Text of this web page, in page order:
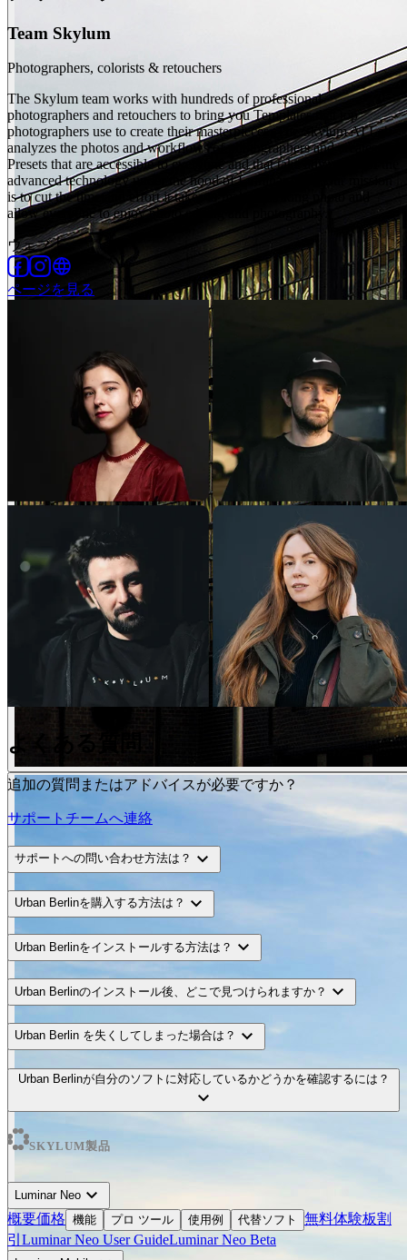
Team Skylum
Photographers, colorists & retouchers
The Skylum team works with hundreds of professional
photographers and retouchers to bring you Templates that top
photographers use to create their masterpieces. The Skylum AI Lab
analyzes the photos and workflows of photographers and creates
Presets that are accessible to everyone and that take advantage of the
advanced technology under the hood of Luminar Neo. Our mission
is to cut the time and effort it takes to make a striking photo and
allow everyone to enjoy photo editing and photography.
ウェブ上:
ページを見る
よくある質問
追加の質問またはアドバイスが必要ですか？
サポートチームへ連絡
サポートへの問い合わせ方法は？ expand_more
Urban Berlinを購入する方法は？ expand_more
Urban Berlinをインストールする方法は？ expand_more
Urban Berlinのインストール後、どこで見つけられますか？ expand_more
Urban Berlin を失くしてしまった場合は？ expand_more
Urban Berlinが自分のソフトに対応しているかどうかを確認するには？
expand_more
SKYLUM製品
Luminar Neo expand_more
概要価格 機能 プロ ツール 使用例 代替ソフト 無料体験板割
引 Luminar Neo User GuideLuminar Neo Beta